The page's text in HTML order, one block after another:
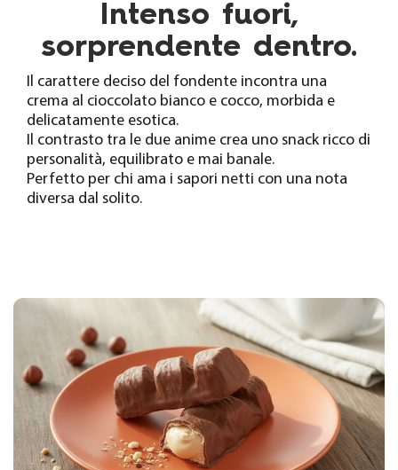
Intenso fuori,
sorprendente dentro.
Il carattere deciso del fondente incontra una
crema al cioccolato bianco e cocco, morbida e
delicatamente esotica.
Il contrasto tra le due anime crea uno snack ricco di
personalità, equilibrato e mai banale.
Perfetto per chi ama i sapori netti con una nota
diversa dal solito.